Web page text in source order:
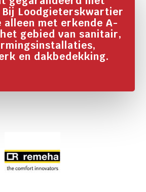
Bij Loodgieterskwartier
alleen met erkende A-
gebied van sanitair,
en dakbedekking.